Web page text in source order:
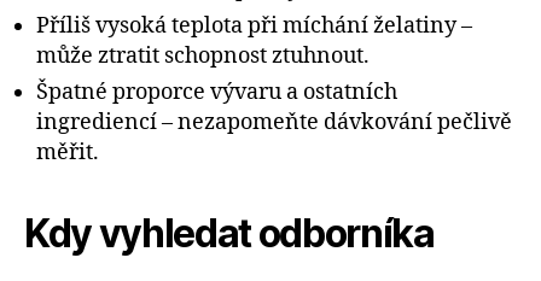
Příliš vysoká teplota při míchání želatiny –
může ztratit schopnost ztuhnout.
Špatné proporce vývaru a ostatních
ingrediencí – nezapomeňte dávkování pečlivě
měřit.
Kdy vyhledat odborníka